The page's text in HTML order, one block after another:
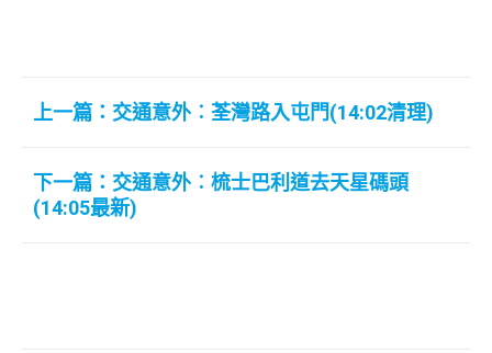
上一篇：交通意外︰荃灣路入屯門(14:02清理)
下一篇：交通意外︰梳士巴利道去天星碼頭
(14:05最新)